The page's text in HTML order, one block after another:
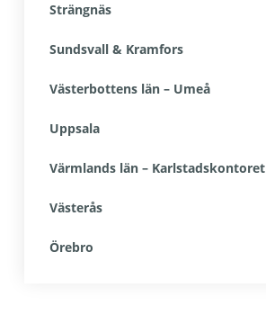
Strängnäs
Sundsvall & Kramfors
Västerbottens län – Umeå
Uppsala
Värmlands län – Karlstadskontoret
Västerås
Örebro